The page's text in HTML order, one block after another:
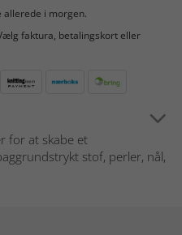
allerede i morgen.
faktura, betalingskort eller
for at skabe et
stof, perler, nål,